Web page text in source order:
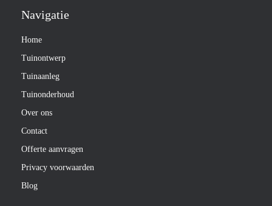
Navigatie
Home
Tuinontwerp
Tuinaanleg
Tuinonderhoud
Over ons
Contact
Offerte aanvragen
Privacy voorwaarden
Blog